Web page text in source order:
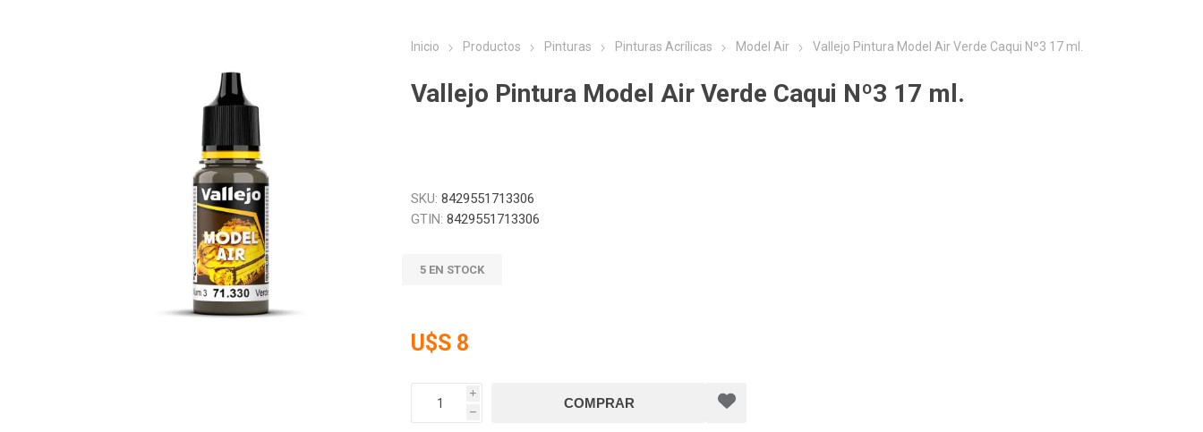
Inicio Productos Pinturas Pinturas Acrílicas Model Air Vallejo Pintura Model Air Verde Caqui Nº3 17 ml.
Vallejo Pintura Model Air Verde Caqui Nº3 17 ml.
SKU: 8429551713306
GTIN: 8429551713306
5 EN STOCK
U$S 8
i
h